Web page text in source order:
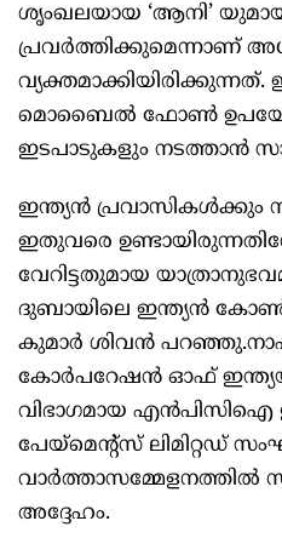
ശൃംഖലയായ ‘ആനി’
പ്രവര്‍ത്തിക്കുമെന്നാണ്
മൊബൈല്‍ ഫോണ്‍
ഇടപാടുകളും നടത്താന്‍
ഇന്ത്യന്‍ പ്രവാസികള്‍ക്കും
ഇതുവരെ
വേറിട്ടതുമായ
ദുബായിലെ ഇന്ത്യന്‍
കുമാര്‍ ശിവന്‍
കോര്‍പറേഷന്‍ ഓഫ്
വിഭാഗമായ
പേയ്‌മെന്റ്‌സ് ലിമിറ്റഡ്
വാര്‍ത്താസമ്മേളനത്തില്‍
അദ്ദേഹം.